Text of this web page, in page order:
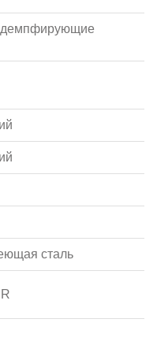
демпфирующие
сталь